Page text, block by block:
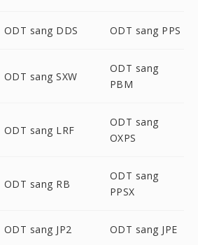
ODT sang DDS ODT sang PPS
ODT sang SXW
ODT sang
PBM
ODT sang LRF
ODT sang
OXPS
ODT sang RB
ODT sang
PPSX
ODT sang JP2 ODT sang JPE